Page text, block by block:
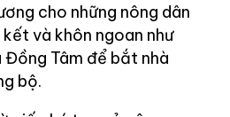
cho những nông dân
và khôn ngoan như
Đồng Tâm để bắt nhà
bộ.